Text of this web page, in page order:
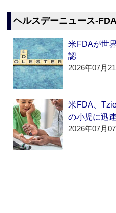
ヘルスデーニュース
米FDAが世
認
2026年07月
米FDA、
の小児に迅
2026年07月